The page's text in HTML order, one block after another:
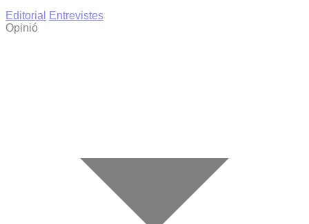
Editorial
Entrevistes
Opinió